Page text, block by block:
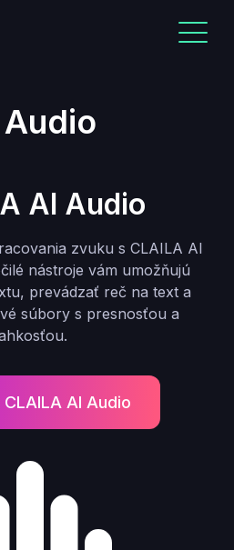
AI Audio
zvuku s CLAILA AI
nástroje vám umožňujú
prevádzať reč na text a
súbory s presnosťou a
AI Audio